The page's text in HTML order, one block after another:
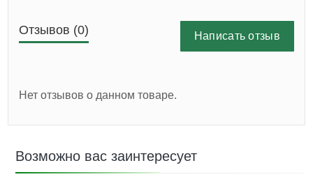
Отзывов (0) Написать отзыв
Нет отзывов о данном товаре.
Возможно вас заинтересует